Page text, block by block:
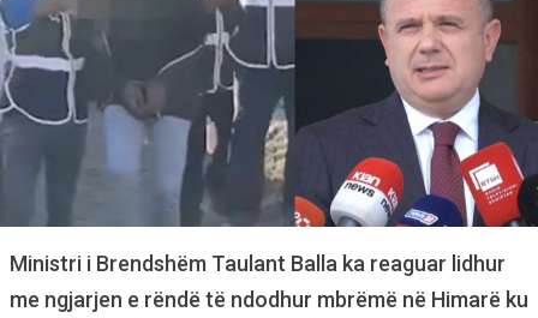
Ministri i Brendshëm Taulant Balla ka reaguar lidhur
me ngjarjen e rëndë të ndodhur mbrëmë në Himarë ku